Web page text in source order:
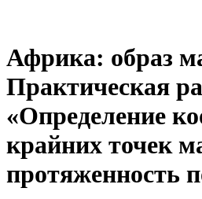
Африка: образ
Практическая
«Определение
крайних точек
протяженность